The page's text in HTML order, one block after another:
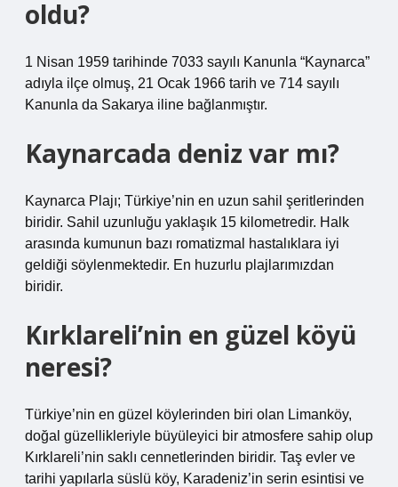
oldu?
1 Nisan 1959 tarihinde 7033 sayılı Kanunla “Kaynarca”
adıyla ilçe olmuş, 21 Ocak 1966 tarih ve 714 sayılı
Kanunla da Sakarya iline bağlanmıştır.
Kaynarcada deniz var mı?
Kaynarca Plajı; Türkiye’nin en uzun sahil şeritlerinden
biridir. Sahil uzunluğu yaklaşık 15 kilometredir. Halk
arasında kumunun bazı romatizmal hastalıklara iyi
geldiği söylenmektedir. En huzurlu plajlarımızdan
biridir.
Kırklareli’nin en güzel köyü
neresi?
Türkiye’nin en güzel köylerinden biri olan Limanköy,
doğal güzellikleriyle büyüleyici bir atmosfere sahip olup
Kırklareli’nin saklı cennetlerinden biridir. Taş evler ve
tarihi yapılarla süslü köy, Karadeniz’in serin esintisi ve